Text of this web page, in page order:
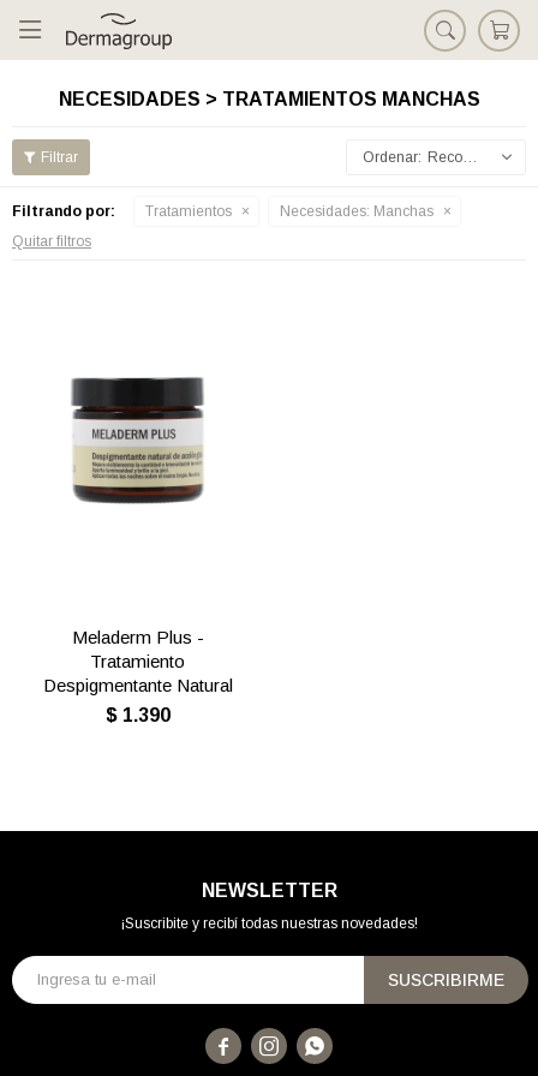

NECESIDADES > TRATAMIENTOS MANCHAS
Recomendados
Filtrando por: Tratamientos Necesidades: Manchas
Quitar filtros
Meladerm Plus -
Tratamiento
Despigmentante Natural
$ 1.390
NEWSLETTER
¡Suscribite y recibí todas nuestras novedades!
SUSCRIBIRME
  